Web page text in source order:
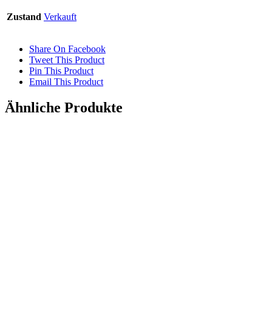
Zustand Verkauft
Share On Facebook
Tweet This Product
Pin This Product
Email This Product
Ähnliche Produkte